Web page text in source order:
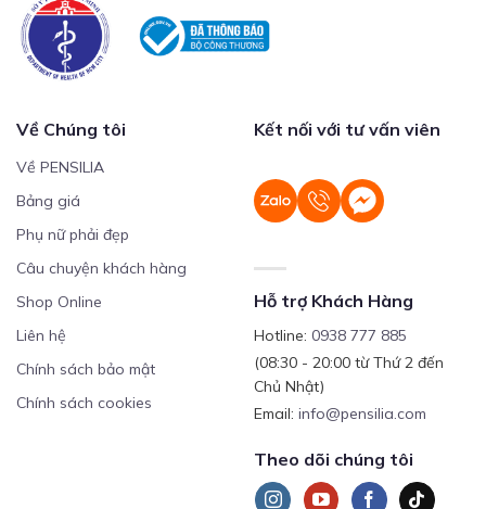
Về Chúng tôi
Về PENSILIA
Bảng giá
Phụ nữ phải đẹp
Câu chuyện khách hàng
Shop Online
Liên hệ
Chính sách bảo mật
Chính sách cookies
Kết nối với tư vấn viên
Hỗ trợ Khách Hàng
Hotline: 0938 777 885
(08:30 - 20:00 từ Thứ 2 đến
Chủ Nhật)
Email: info@pensilia.com
Theo dõi chúng tôi